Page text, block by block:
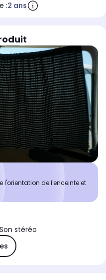
:2 ans
l'orientation de l'enceinte et
stéréo